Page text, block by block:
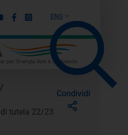
ENG
YoutubeFacebook
Instagram
/
tutela 22/23
Condividi